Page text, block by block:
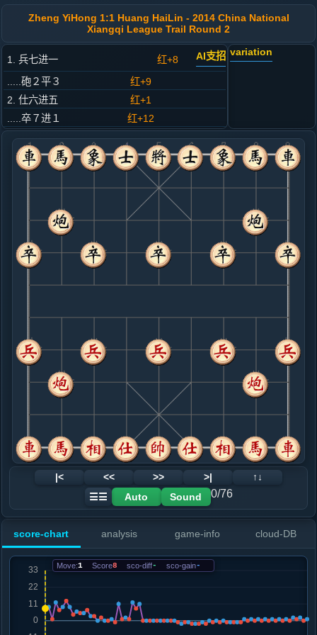
Zheng YiHong 1:1 Huang HaiLin - 2014 China National
Xiangqi League Trail Round 2
1. 兵七进一 红+8 AI支招
.....砲２平３
红+9
2. 仕六进五
红+1
.....卒７进１
红+12
3. 炮二平三
红+7
.....象７进５
红+9
4. 马二进一
红+13
.....马８进７
红+9
5. 车一平二
红+4
.....车９平８
6. 炮八平五
红+5
车二进六
.....砲８进４
红+5
马２进１
7. 马八进七
红+7
8. 车九平八
红+3
马七进六
.....车１平２
红+0
9. 车八进九
红+2
.....马１退２
10. 相七进九
红+0
.....士６进５
红+1
砲３平２
黑+1
.....砲３平１
红+11
卒１进１
12. 兵一进一
红+1
马七进八
红+2
13. 车二进一
红+1
炮三退一
.....砲８进１
红+11
卒３进１
15. 相九退七
.....砲８平５
16. 相七进五
红+0
variation
|< << >> >|
↑↓
☰☰
Auto Sound 0/76
score-chart analysis game-info cloud-DB
Move:1 Score8 sco-diff- sco-gain-